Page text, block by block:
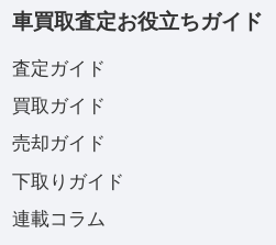
車買取査定お役立ちガイド
査定ガイド
買取ガイド
売却ガイド
下取りガイド
連載コラム